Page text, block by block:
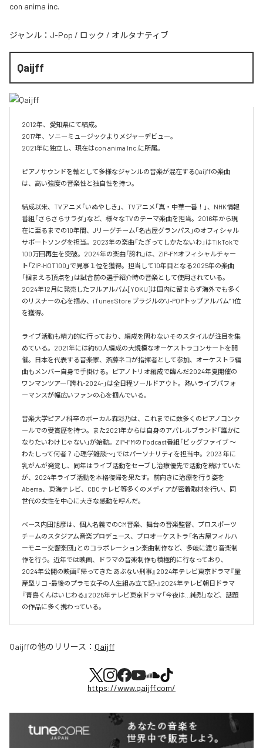
con anima inc.
ジャンル： J-Pop / ロック / オルタナティブ
Qaijff
2012年、愛知県にて結成。
2017年、ソニーミュージックよりメジャーデビュー。
2021年に独立し、現在はcon anima Inc.に所属。
ピアノサウンドを軸として多様なジャンルの音楽が混在するQaijffの楽曲
は、高い強度の音楽性と独自性を持つ。
結成以来、TVアニメ「いぬやしき」、TVアニメ「真・中華一番！」、NHK情報
番組「さらさらサラダ」など、様々なTVのテーマ楽曲を担当。2016年から現
在に至るまでの10年間、Jリーグチーム「名古屋グランパス」のオフィシャル
サポートソングを担当。2023年の楽曲「たぎってしかたないわ」はTikTokで
100万回再生を突破。2024年の楽曲「誇れ」は、ZIP-FMオフィシャルチャー
ト「ZIP-HOT100」で見事１位を獲得。担当して10年目となる2025年の楽曲
「掴まえろ頂点を」は試合前の選手紹介時の音楽として使用されている。
2024年12月に発売したフルアルバム[YOKU]は国内に留まらず海外でも多く
のリスナーの心を掴み、iTunes Store ブラジルの”J-POPトップアルバム” 1位
を獲得。
ライブ活動も精力的に行っており、編成を問わないそのスタイルが注目を集
めている。2021年には約50人編成の大規模なオーケストラコンサートを開
催。日本を代表する音楽家、斎藤ネコが指揮者として参加、オーケストラ編
曲もメンバー自身で手掛ける。ピアノトリオ編成で臨んだ2024年夏開催の
ワンマンツアー「誇れ-2024-」は全日程ソールドアウト。熱いライブパフォ
ーマンスが幅広いファンの心を掴んでいる。
音楽大学ピアノ科卒のボーカル森彩乃は、これまでに数多くのピアノコンク
ールでの受賞歴を持つ。また2021年からは自身のアパレルブランド「誰かに
なりたいわけじゃない」が始動。ZIP-FMの Podcast番組「ビッグファイブ 〜
わたしって何者？ 心理学雑談〜」ではパーソナリティを担当中。2023 年に
乳がんが発覚し、同年はライブ活動をセーブし治療優先で活動を続けていた
が、2024年ライブ活動を本格復帰を果たす。前向きに治療を行う姿を
Abema、東海テレビ、CBC テレビ等多くのメディアが密着取材を行い、同
世代の女性を中心に大きな感動を呼んだ。
ベース内田旭彦は、個人名義でのCM音楽、舞台の音楽監督、プロスポーツ
チームのスタジアム音楽プロデュース、プロオーケストラ「名古屋フィルハ
ーモニー交響楽団」とのコラボレーション楽曲制作など、多岐に渡り音楽制
作を行う。近年では映画、ドラマの音楽制作も積極的に行なっており、
2024年公開の映画『帰ってきた あぶない刑事』2024年テレビ東京ドラマ『量
産型リコ -最後のプラモ女子の人生組み立て記-』2024年テレビ朝日ドラマ
『青島くんはいじわる』2025年テレビ東京ドラマ「今夜は…純烈」など、話題
の作品に多く携わっている。
Qaijffの他のリリース： Qaijff
https://www.qaijff.com/